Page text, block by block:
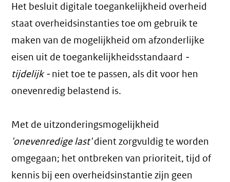
Het besluit digitale toegankelijkheid overheid
staat overheidsinstanties toe om gebruik te
maken van de mogelijkheid om afzonderlijke
eisen uit de toegankelijkheidsstandaard -
tijdelijk - niet toe te passen, als dit voor hen
onevenredig belastend is.
Met de uitzonderingsmogelijkheid
'onevenredige last'dient zorgvuldig te worden
omgegaan; het ontbreken van prioriteit, tijd of
kennis bij een overheidsinstantie zijn geen